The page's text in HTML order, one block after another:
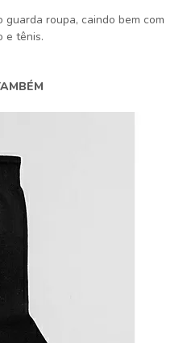
guarda roupa, caindo bem com
e tênis.